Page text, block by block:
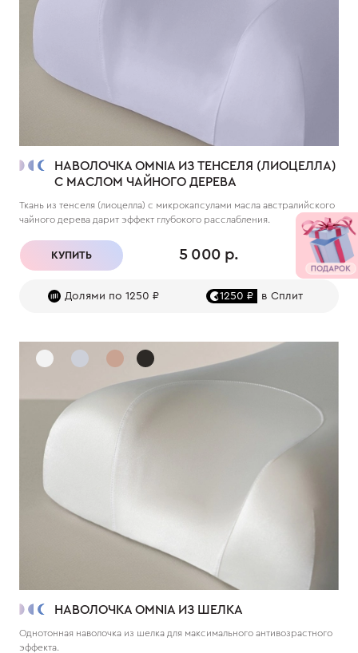
НАВОЛОЧКА OMNIA ИЗ ТЕНСЕЛЯ (ЛИОЦЕЛЛА)
С МАСЛОМ ЧАЙНОГО ДЕРЕВА
Ткань из тенселя (лиоцелла) с микрокапсулами масла австралийского
чайного дерева дарит эффект глубокого расслабления.
КУПИТЬ 5 000 р.
Долями по 1250 ₽ 1250 ₽ в Сплит
НАВОЛОЧКА OMNIA ИЗ ШЕЛКА
Однотонная наволочка из шелка для максимального антивозрастного
эффекта.